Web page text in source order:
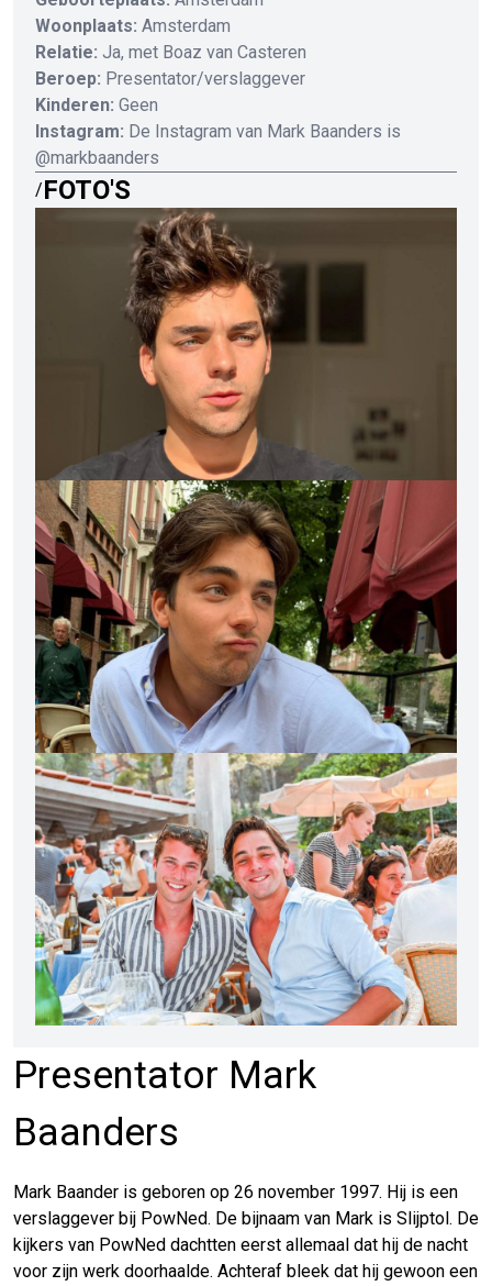
Presentator Mark
Baanders
Mark Baander is geboren op 26 november 1997. Hij is een
verslaggever bij PowNed. De bijnaam van Mark is Slijptol. De
kijkers van PowNed dachtten eerst allemaal dat hij de nacht
voor zijn werk doorhaalde. Achteraf bleek dat hij gewoon een
Woonplaats: Amsterdam
Relatie: Ja, met Boaz van Casteren
Beroep: Presentator/verslaggever
Kinderen: Geen
Instagram: De Instagram van Mark Baanders is
@markbaanders
/FOTO'S